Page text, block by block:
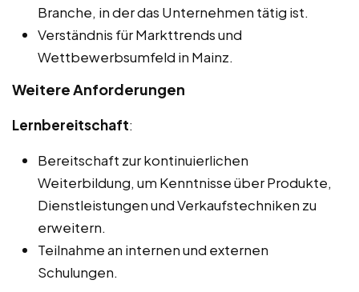
Branche, in der das Unternehmen tätig ist.
Verständnis für Markttrends und
Wettbewerbsumfeld in Mainz.
Weitere Anforderungen
Lernbereitschaft:
Bereitschaft zur kontinuierlichen
Weiterbildung, um Kenntnisse über Produkte,
Dienstleistungen und Verkaufstechniken zu
erweitern.
Teilnahme an internen und externen
Schulungen.